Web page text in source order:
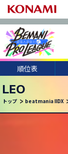
順位表
LEO
トップ beatmania IIDX